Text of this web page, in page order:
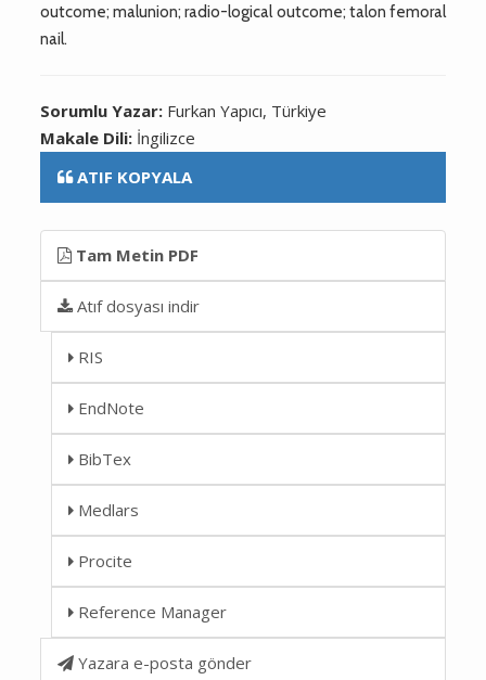
outcome; malunion; radio-logical outcome; talon femoral
nail.
Sorumlu Yazar: Furkan Yapıcı, Türkiye
Makale Dili: İngilizce
ATIF KOPYALA
Tam Metin PDF
Atıf dosyası indir
RIS
EndNote
BibTex
Medlars
Procite
Reference Manager
Yazara e-posta gönder